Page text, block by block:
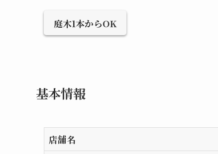
庭木1本からOK
基本情報
店舗名